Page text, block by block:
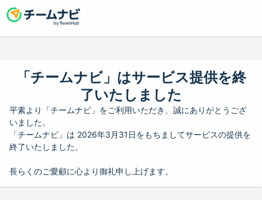
「チームナビ」はサービス提供を終
了いたしました
平素より「チームナビ」をご利用いただき、誠にありがとうござ
いました。
「チームナビ」は 2026年3月31日をもちましてサービスの提供を
終了いたしました。
長らくのご愛顧に心より御礼申し上げます。